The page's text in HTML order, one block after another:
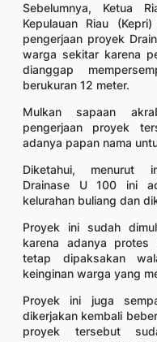
Sebelumnya, Ketua
Kepulauan Riau
pengerjaan proyek
warga sekitar karena
dianggap
berukuran 12 meter.
Mulkan sapaan
pengerjaan proyek
adanya papan nama
Diketahui, menurut
Drainase U 100 ini
kelurahan buliang dan
Proyek ini sudah
karena adanya
tetap dipaksakan
keinginan warga yang
Proyek ini juga
dikerjakan kembali
proyek tersebut